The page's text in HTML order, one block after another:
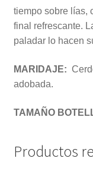
tiempo sobre lías,
final refrescante.
paladar lo hacen
MARIDAJE:
adobada.
TAMAÑO
Productos